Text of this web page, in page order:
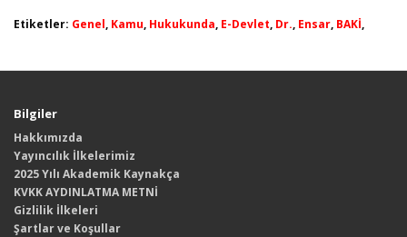
Etiketler: Genel, Kamu, Hukukunda, E-Devlet, Dr., Ensar, BAKİ,
Bilgiler
Hakkımızda
Yayıncılık İlkelerimiz
2025 Yılı Akademik Kaynakça
KVKK AYDINLATMA METNİ
Gizlilik İlkeleri
Şartlar ve Koşullar